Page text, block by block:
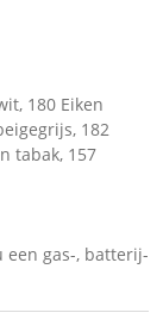
180 Eiken
182
tabak, 157
gas-, batterij-